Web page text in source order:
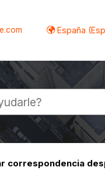
España
correspondencia